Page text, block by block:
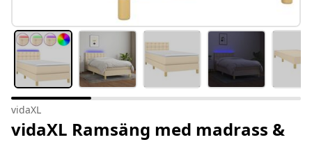
vidaXL
vidaXL Ramsäng med madrass &